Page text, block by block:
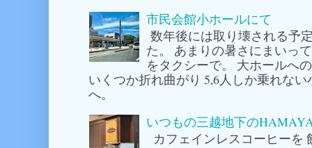
市民会館小ホールにて
数年後には取り壊される予
た。 あまりの暑さにまいっ
をタクシーで。 大ホールへ
いくつか折れ曲がり 5,6人しか乗れな
へ。
いつもの三越地下の
カフェインレスコーヒーを